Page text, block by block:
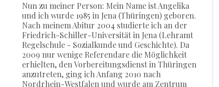
Nun zu meiner Person: Mein Name ist Angelika
und ich wurde 1985 in Jena (Thüringen) geboren.
Nach meinem Abitur 2004 studierte ich an der
Friedrich-Schiller-Universität in Jena (Lehramt
Regelschule - Sozialkunde und Geschichte). Da
2009 nur wenige Referendare die Möglichkeit
erhielten, den Vorbereitungsdienst in Thüringen
anzutreten, ging ich Anfang 2010 nach
Nordrhein-Westfalen und wurde am Zentrum